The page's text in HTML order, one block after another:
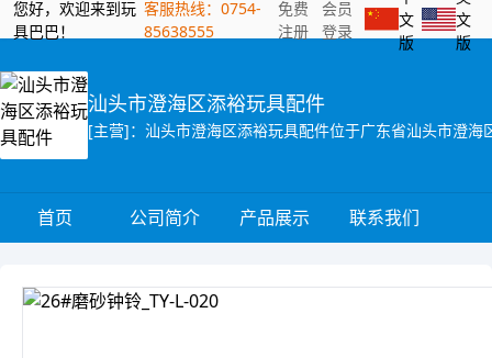
您好，欢迎来到玩
具巴巴！
客服热线：0754-
85638555
免费
注册
会员
登录
文
版
文
版
汕头市澄海区添裕玩具配件
首页 公司简介 产品展示 联系我们